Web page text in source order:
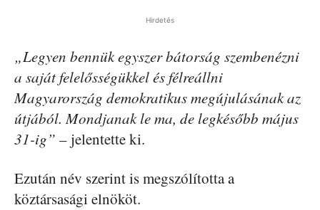
Hirdetés
„Legyen bennük egyszer bátorság szembenézni
a saját felelősségükkel és félreállni
Magyarország demokratikus megújulásának az
útjából. Mondjanak le ma, de legkésőbb május
31-ig” – jelentette ki.
Ezután név szerint is megszólította a
köztársasági elnököt.